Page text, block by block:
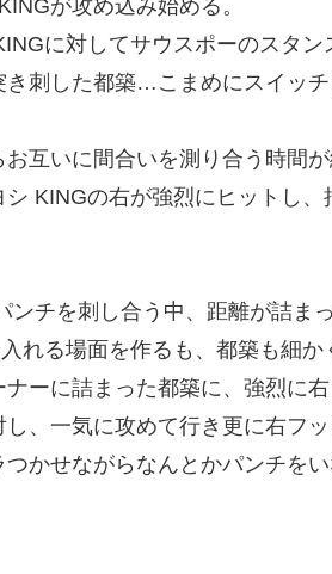
が攻め込み始める。
に対してサウスポーのスタン
刺した都築…こまめにスイッ
互いに間合いを測り合う時間が
KINGの右が強烈にヒットし、
ンチを刺し合う中、距離が詰ま
れる場面を作るも、都築も細か
ナーに詰まった都築に、強烈に
、一気に攻めて行き更に右フッ
かせながらなんとかパンチを